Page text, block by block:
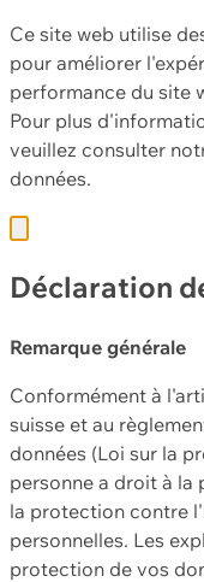
Ce site web utilise
pour améliorer
performance du site
Pour plus
veuillez consulter
données.
Déclaration
Remarque générale
Conformément à
suisse et au
données (Loi sur la
personne a droit à la
la protection contre
personnelles. Les
protection de vos